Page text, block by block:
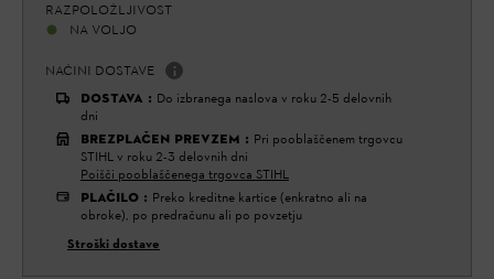
RAZPOLOŽLJIVOST
NA VOLJO
NAČINI DOSTAVE
DOSTAVA : Do izbranega naslova v roku 2-5 delovnih
dni
BREZPLAČEN PREVZEM : Pri pooblaščenem trgovcu
STIHL v roku 2-3 delovnih dni
Poišči pooblaščenega trgovca STIHL
PLAČILO : Preko kreditne kartice (enkratno ali na
obroke), po predračunu ali po povzetju
Stroški dostave